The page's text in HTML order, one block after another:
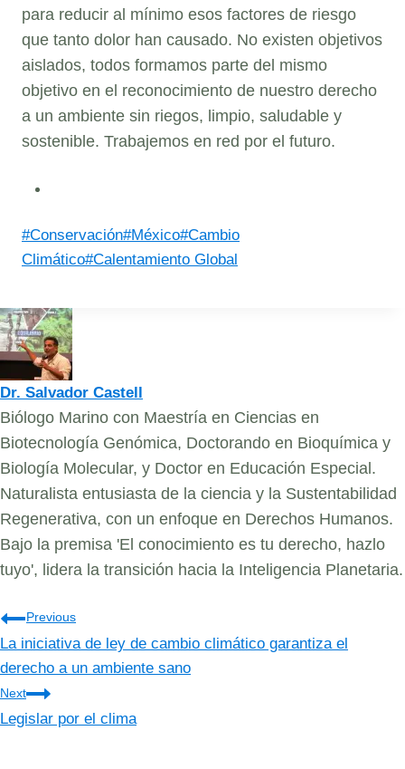
para reducir al mínimo esos factores de riesgo
que tanto dolor han causado. No existen objetivos
aislados, todos formamos parte del mismo
objetivo en el reconocimiento de nuestro derecho
a un ambiente sin riegos, limpio, saludable y
sostenible. Trabajemos en red por el futuro.
Post
Tags:
#Conservación#México#Cambio
Climático#Calentamiento Global
Dr. Salvador Castell
Biólogo Marino con Maestría en Ciencias en
Biotecnología Genómica, Doctorando en Bioquímica y
Biología Molecular, y Doctor en Educación Especial.
Naturalista entusiasta de la ciencia y la Sustentabilidad
Regenerativa, con un enfoque en Derechos Humanos.
Bajo la premisa 'El conocimiento es tu derecho, hazlo
tuyo', lidera la transición hacia la Inteligencia Planetaria.
Navegación
de
entradas
Previous
La iniciativa de ley de cambio climático garantiza el
derecho a un ambiente sano
Next
Legislar por el clima